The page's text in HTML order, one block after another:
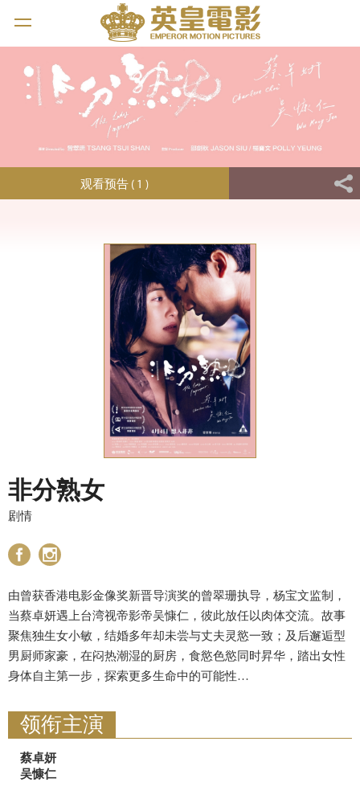
观看预告 ( 1 )
非分熟女
剧情
由曾获香港电影金像奖新晋导演奖的曾翠珊执导，杨宝文监制，
当蔡卓妍遇上台湾视帝影帝吴慷仁，彼此放任以肉体交流。故事
聚焦独生女小敏，结婚多年却未尝与丈夫灵慾一致；及后邂逅型
男厨师家豪，在闷热潮湿的厨房，食慾色慾同时昇华，踏出女性
身体自主第一步，探索更多生命中的可能性…
领衔主演
蔡卓妍
吴慷仁